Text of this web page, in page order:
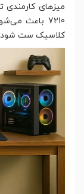
7210 باعث
کلاسیک ست